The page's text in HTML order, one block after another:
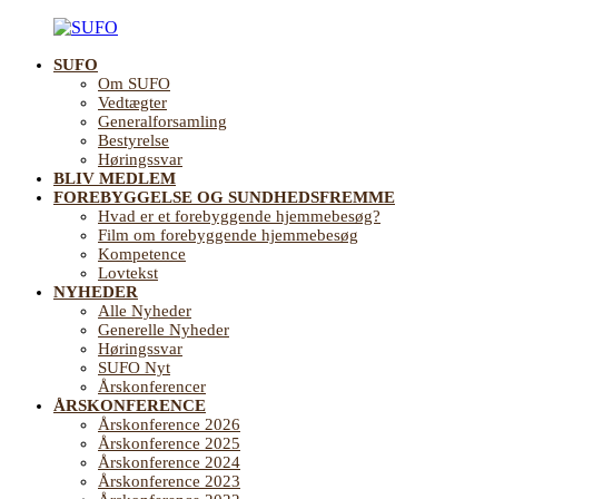
indhold
Landsforening
Sundhedsfremme
Forebyggelse
ældreområdet
SUFO
Om SUFO
Vedtægter
Generalforsamling
Bestyrelse
Høringssvar
BLIV MEDLEM
FOREBYGGELSE OG SUNDHEDSFREMME
Hvad er et forebyggende hjemmebesøg?
Film om forebyggende hjemmebesøg
Kompetence
Lovtekst
NYHEDER
Alle Nyheder
Generelle Nyheder
Høringssvar
SUFO Nyt
Årskonferencer
ÅRSKONFERENCE
Årskonference 2026
Årskonference 2025
Årskonference 2024
Årskonference 2023